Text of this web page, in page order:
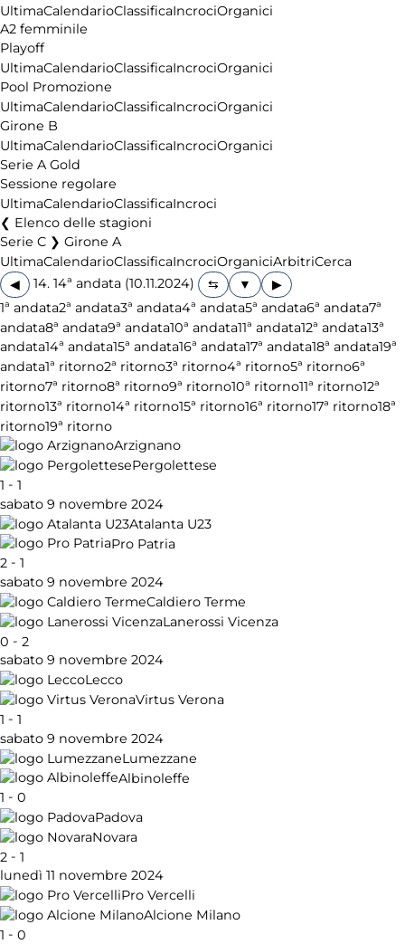
UltimaCalendarioClassificaIncrociOrganici
A2 femminile
Playoff
UltimaCalendarioClassificaIncrociOrganici
Pool Promozione
UltimaCalendarioClassificaIncrociOrganici
Girone B
UltimaCalendarioClassificaIncrociOrganici
Serie A Gold
Sessione regolare
UltimaCalendarioClassificaIncroci
Elenco delle stagioni
Serie C ❯ Girone A
UltimaCalendarioClassificaIncrociOrganiciArbitriCerca
◀
14. 14ª andata (10.11.2024)
▶
1ª andata2ª andata3ª andata4ª andata5ª andata6ª andata7ª
andata8ª andata9ª andata10ª andata11ª andata12ª andata13ª
andata14ª andata15ª andata16ª andata17ª andata18ª andata19ª
andata1ª ritorno2ª ritorno3ª ritorno4ª ritorno5ª ritorno6ª
ritorno7ª ritorno8ª ritorno9ª ritorno10ª ritorno11ª ritorno12ª
ritorno13ª ritorno14ª ritorno15ª ritorno16ª ritorno17ª ritorno18ª
ritorno19ª ritorno
Arzignano
Pergolettese
1 - 1
sabato 9 novembre 2024
Atalanta U23
Pro Patria
2 - 1
sabato 9 novembre 2024
Caldiero Terme
Lanerossi Vicenza
0 - 2
sabato 9 novembre 2024
Lecco
Virtus Verona
1 - 1
sabato 9 novembre 2024
Lumezzane
Albinoleffe
1 - 0
Padova
Novara
2 - 1
lunedì 11 novembre 2024
Pro Vercelli
Alcione Milano
1 - 0